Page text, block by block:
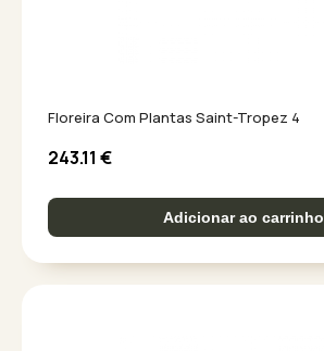
Floreira Com Plantas Saint-Tropez 4
243.11 €
Adicionar ao carrinho